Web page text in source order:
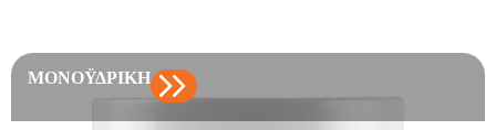
ΜΟΝΟΫΔΡΙΚΉ